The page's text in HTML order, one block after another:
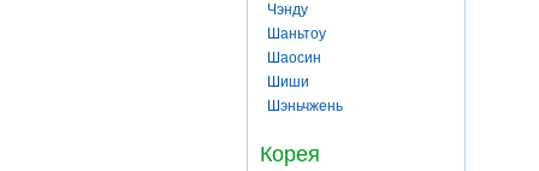
Чэнду
Шаньтоу
Шаосин
Шиши
Шэньчжень
Корея